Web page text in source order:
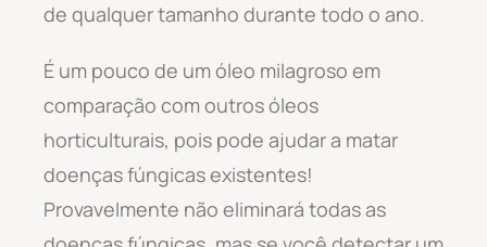
de qualquer tamanho durante todo o ano.
É um pouco de um óleo milagroso em
comparação com outros óleos
horticulturais, pois pode ajudar a matar
doenças fúngicas existentes!
Provavelmente não eliminará todas as